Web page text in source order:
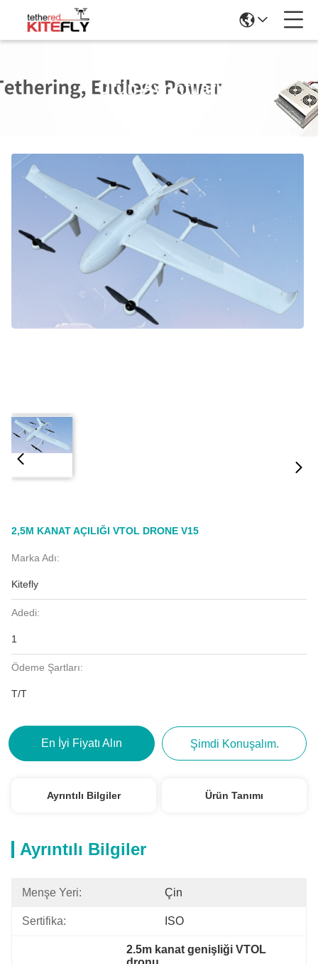
Ürün Ayrıntıları
2,5M KANAT AÇILIĞI VTOL DRONE V15
Marka Adı:
Kitefly
Adedi:
1
Ödeme Şartları:
T/T
En İyi Fiyatı Alın Şimdi Konuşalım.
Ayrıntılı Bilgiler Ürün Tanımı
Ayrıntılı Bilgiler
Menşe Yeri: Çin
Sertifika: ISO
2.5m kanat genişliği VTOL